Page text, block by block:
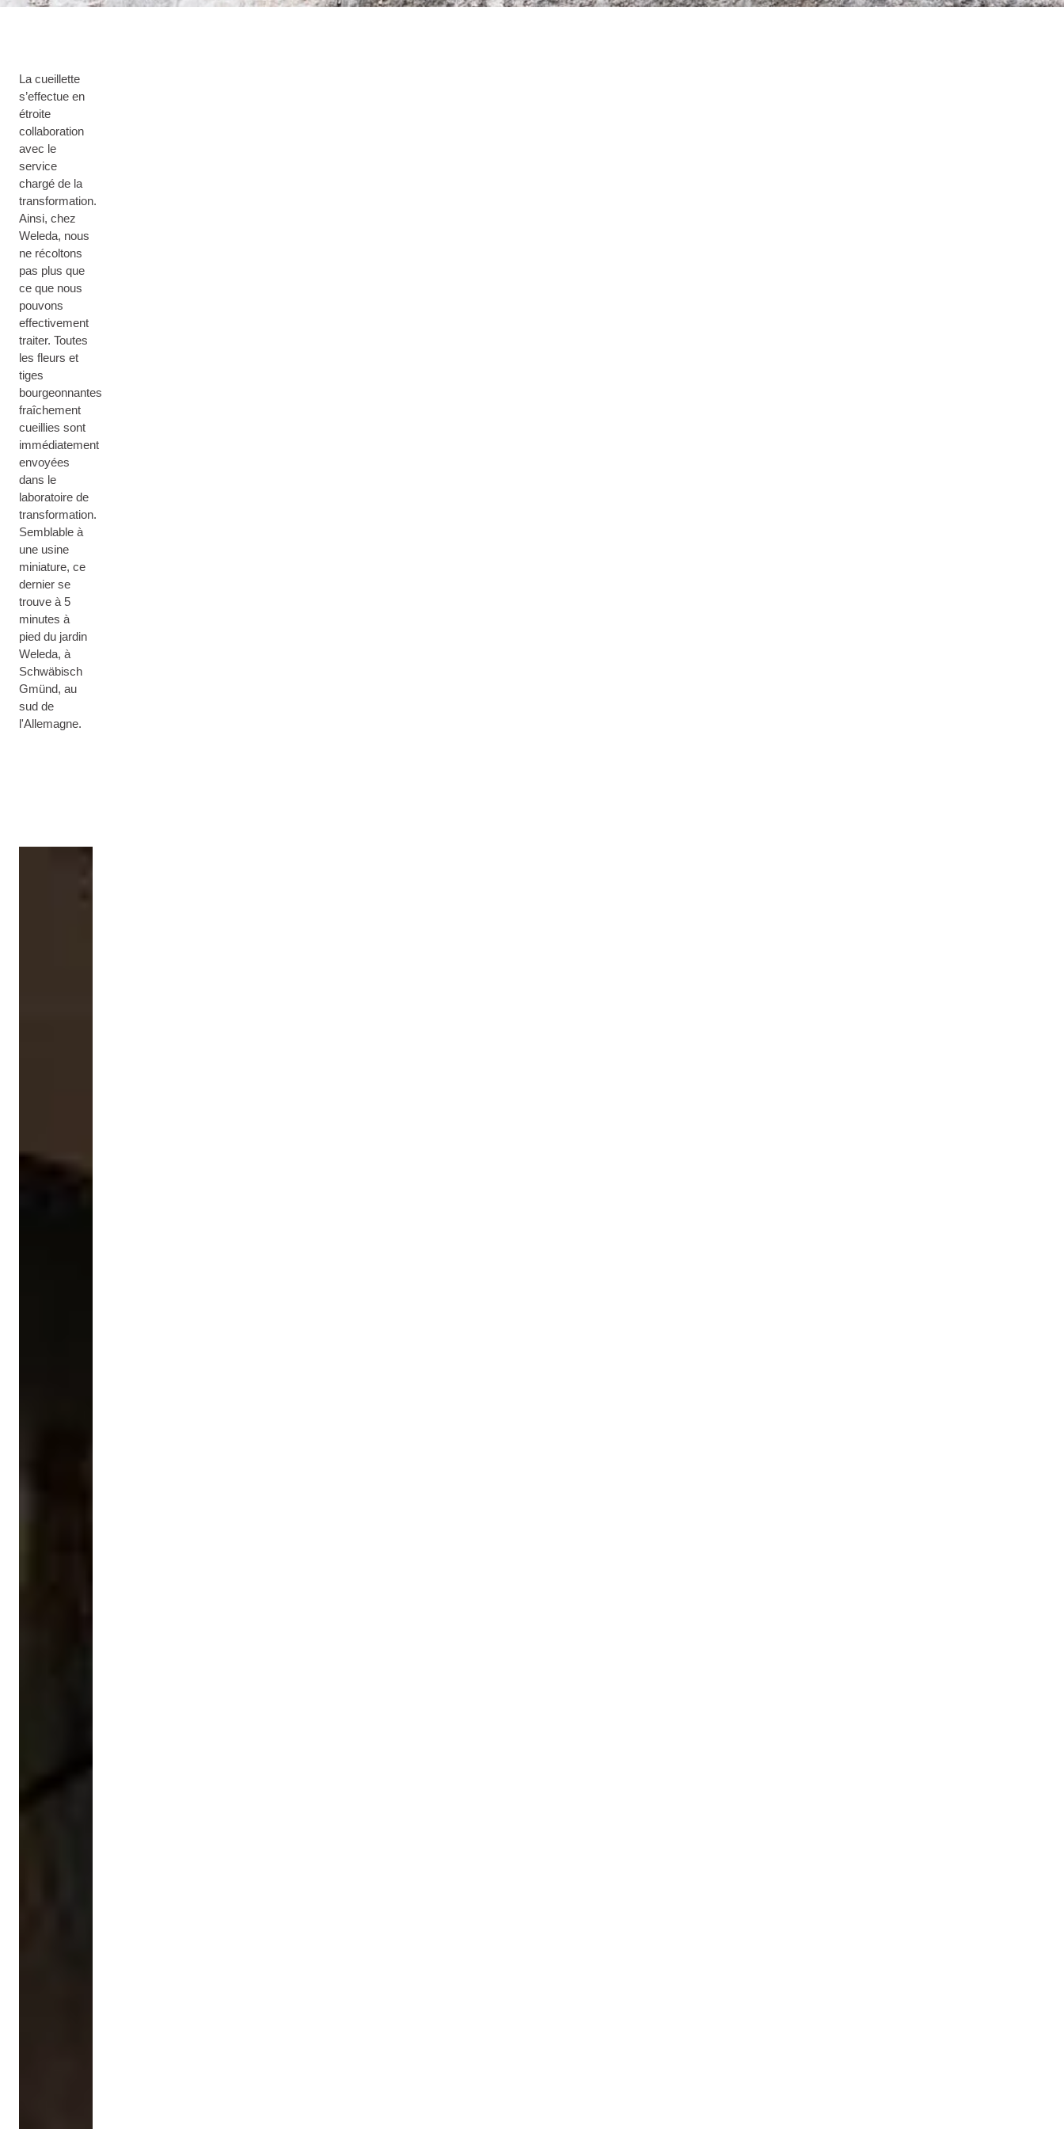
La cueillette
s’effectue en
étroite
collaboration
avec le
service
chargé de la
transformation.
Ainsi, chez
Weleda, nous
ne récoltons
pas plus que
ce que nous
pouvons
effectivement
traiter. Toutes
les fleurs et
tiges
bourgeonnantes
fraîchement
cueillies sont
immédiatement
envoyées
dans le
laboratoire de
transformation.
Semblable à
une usine
miniature, ce
dernier se
trouve à 5
minutes à
pied du jardin
Weleda, à
Schwäbisch
Gmünd, au
sud de
l'Allemagne.